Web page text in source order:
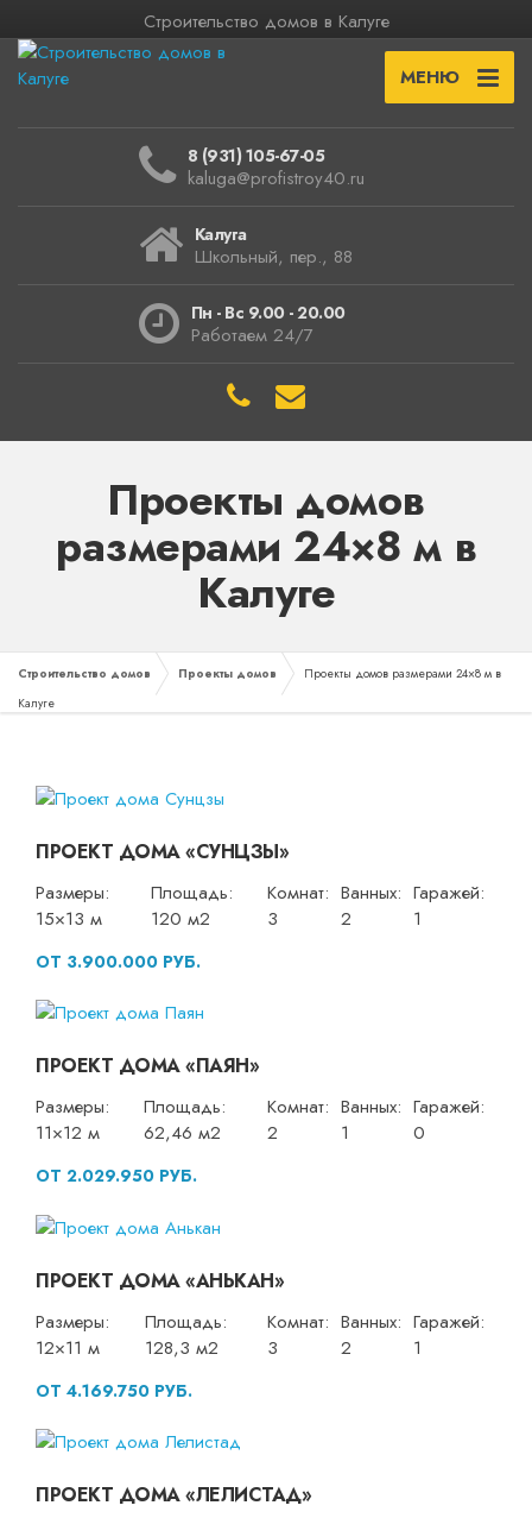
Строительство домов в Калуге
МЕНЮ
8 (931) 105-67-05
kaluga@profistroy40.ru
Калуга
Школьный, пер., 88
Пн - Вс 9.00 - 20.00
Работаем 24/7
Проекты домов
размерами 24×8 м в
Калуге
Строительство домов Проекты домов
Проекты домов размерами 24×8 м в
Калуге
ПРОЕКТ ДОМА «СУНЦЗЫ»
Размеры:
15×13 м
Площадь:
120 м2
Комнат:
3
Ванных:
2
Гаражей:
1
ОТ 3.900.000 РУБ.
ПРОЕКТ ДОМА «ПАЯН»
Размеры:
11×12 м
Площадь:
62,46 м2
Комнат:
2
Ванных:
1
Гаражей:
0
ОТ 2.029.950 РУБ.
ПРОЕКТ ДОМА «АНЬКАН»
Размеры:
12×11 м
Площадь:
128,3 м2
Комнат:
3
Ванных:
2
Гаражей:
1
ОТ 4.169.750 РУБ.
ПРОЕКТ ДОМА «ЛЕЛИСТАД»